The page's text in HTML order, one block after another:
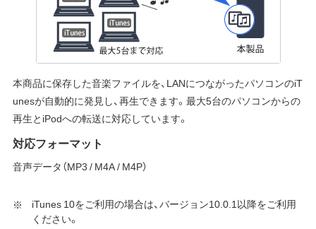
本商品に保存した音楽ファイルを、LANにつながったパソコンのiT
unesが自動的に発見し、再生できます。最大5台のパソコンからの
再生とiPodへの転送に対応しています。
対応フォーマット
音声データ（MP3 / M4A / M4P）
iTunes 10をご利用の場合は、バージョン10.0.1以降をご利用
ください。